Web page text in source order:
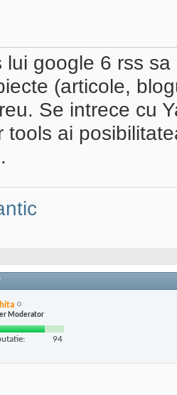
lui google 6 rss
(articole,
Se intrece cu
tools ai
Moderator
94